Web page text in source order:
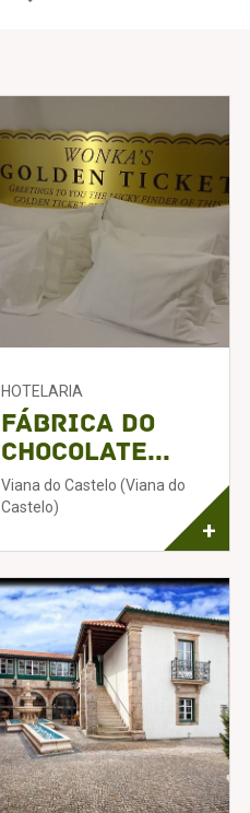
HOTELARIA
Fábrica do
Chocolate...
Viana do Castelo (Viana do
Castelo)
+